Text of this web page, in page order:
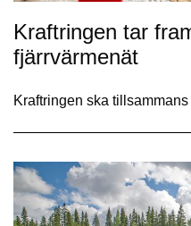
Kraftringen tar
fjärrvärmenät
Kraftringen ska